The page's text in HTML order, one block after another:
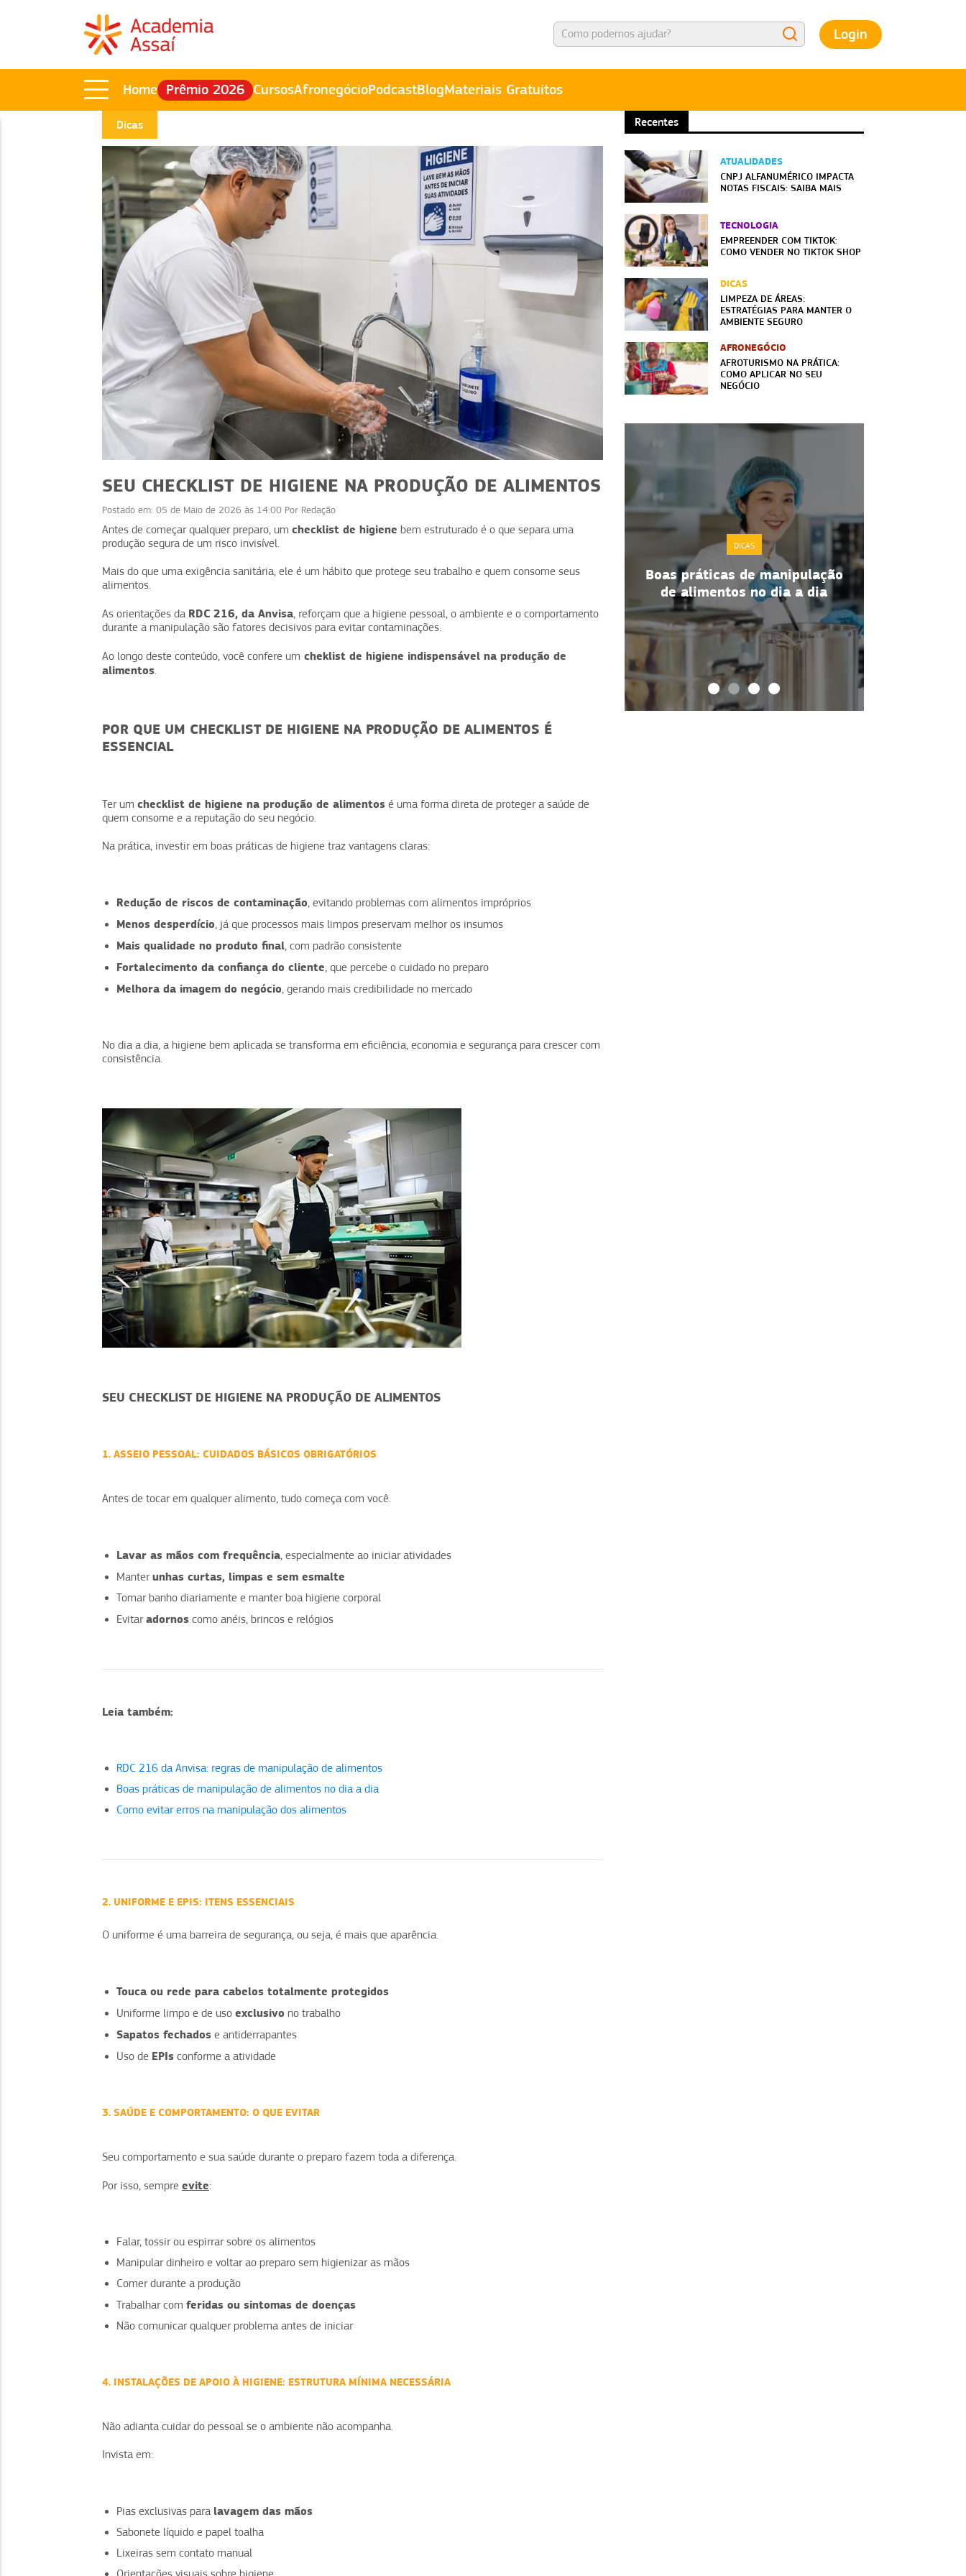
Login
Home Prêmio 2026 CursosAfronegócioPodcastBlogMateriais Gratuitos
Dicas
SEU CHECKLIST DE HIGIENE NA PRODUÇÃO DE ALIMENTOS
Postado em: 05 de Maio de 2026 às 14:00 Por Redação
Antes de começar qualquer preparo, um checklist de higiene bem estruturado é o que separa uma
produção segura de um risco invisível.
Mais do que uma exigência sanitária, ele é um hábito que protege seu trabalho e quem consome seus
alimentos.
As orientações da RDC 216, da Anvisa, reforçam que a higiene pessoal, o ambiente e o comportamento
durante a manipulação são fatores decisivos para evitar contaminações.
Ao longo deste conteúdo, você confere um cheklist de higiene indispensável na produção de
alimentos.
POR QUE UM CHECKLIST DE HIGIENE NA PRODUÇÃO DE ALIMENTOS É
ESSENCIAL
Ter um checklist de higiene na produção de alimentos é uma forma direta de proteger a saúde de
quem consome e a reputação do seu negócio.
Na prática, investir em boas práticas de higiene traz vantagens claras:
Redução de riscos de contaminação, evitando problemas com alimentos impróprios
Menos desperdício, já que processos mais limpos preservam melhor os insumos
Mais qualidade no produto final, com padrão consistente
Fortalecimento da confiança do cliente, que percebe o cuidado no preparo
Melhora da imagem do negócio, gerando mais credibilidade no mercado
No dia a dia, a higiene bem aplicada se transforma em eficiência, economia e segurança para crescer com
consistência.
SEU CHECKLIST DE HIGIENE NA PRODUÇÃO DE ALIMENTOS
1. ASSEIO PESSOAL: CUIDADOS BÁSICOS OBRIGATÓRIOS
Antes de tocar em qualquer alimento, tudo começa com você.
Lavar as mãos com frequência, especialmente ao iniciar atividades
Manterunhas curtas, limpas e sem esmalte
Tomar banho diariamente e manter boa higiene corporal
Evitaradornos como anéis, brincos e relógios
Leia também:
RDC 216 da Anvisa: regras de manipulação de alimentos
Boas práticas de manipulação de alimentos no dia a dia
Como evitar erros na manipulação dos alimentos
2. UNIFORME E EPIS: ITENS ESSENCIAIS
O uniforme é uma barreira de segurança, ou seja, é mais que aparência.
Touca ou rede para cabelos totalmente protegidos
Uniforme limpo e de uso exclusivo no trabalho
Sapatos fechados e antiderrapantes
Uso de EPIs conforme a atividade
3. SAÚDE E COMPORTAMENTO: O QUE EVITAR
Seu comportamento e sua saúde durante o preparo fazem toda a diferença.
Por isso, sempre evite:
Falar, tossir ou espirrar sobre os alimentos
Manipular dinheiro e voltar ao preparo sem higienizar as mãos
Comer durante a produção
Trabalhar com feridas ou sintomas de doenças
Não comunicar qualquer problema antes de iniciar
4. INSTALAÇÕES DE APOIO À HIGIENE: ESTRUTURA MÍNIMA NECESSÁRIA
Não adianta cuidar do pessoal se o ambiente não acompanha.
Invista em:
Pias exclusivas para lavagem das mãos
Sabonete líquido e papel toalha
Lixeiras sem contato manual
Recentes
ATUALIDADES
CNPJ ALFANUMÉRICO IMPACTA
NOTAS FISCAIS: SAIBA MAIS
TECNOLOGIA
EMPREENDER COM TIKTOK:
COMO VENDER NO TIKTOK SHOP
DICAS
LIMPEZA DE ÁREAS:
ESTRATÉGIAS PARA MANTER O
AMBIENTE SEGURO
AFRONEGÓCIO
AFROTURISMO NA PRÁTICA:
COMO APLICAR NO SEU
NEGÓCIO
DICAS
Desconto progressivo: como
fazer parcerias na prática
DICAS
Limpeza de áreas: estratégias
para manter o ambiente
Boas práticas de manipulação
de alimentos no dia a dia
DICAS
Molho é margem: churrasco
com sabor, lucro e
experiência